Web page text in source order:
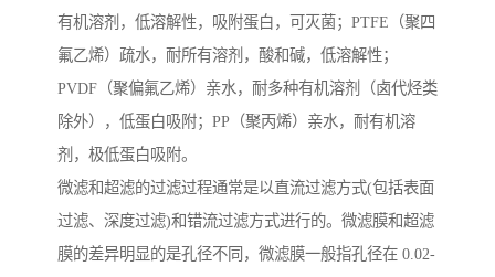
有机溶剂，低溶解性，吸附蛋白，可灭菌；PTFE（聚四
氟乙烯）疏水，耐所有溶剂，酸和碱，低溶解性；
PVDF（聚偏氟乙烯）亲水，耐多种有机溶剂（卤代烃类
除外），低蛋白吸附；PP（聚丙烯）亲水，耐有机溶
剂，极低蛋白吸附。
微滤和超滤的过滤过程通常是以直流过滤方式(包括表面
过滤、深度过滤)和错流过滤方式进行的。微滤膜和超滤
膜的差异明显的是孔径不同，微滤膜一般指孔径在 0.02-